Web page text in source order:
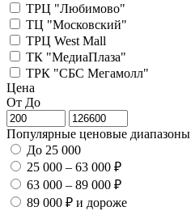
ТРЦ "Любимово"
ТЦ "Московский"
ТРЦ West Mall
ТК "МедиаПлаза"
ТРК "СБС Мегамолл"
Цена
От До
Популярные ценовые диапазоны
До 25 000
25 000 – 63 000 ₽
63 000 – 89 000 ₽
89 000 ₽ и дороже